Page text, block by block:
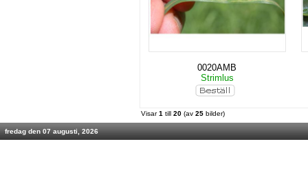
0020AMB
Strimlus
Visar1 till 20 (av 25 bilder)
fredag den 07 augusti, 2026